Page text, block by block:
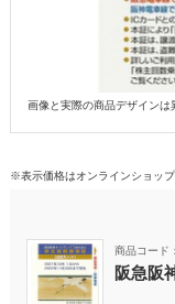
画像と実際の商品デザインは
※表示価格はオンラインショッ
商品コード
阪急阪